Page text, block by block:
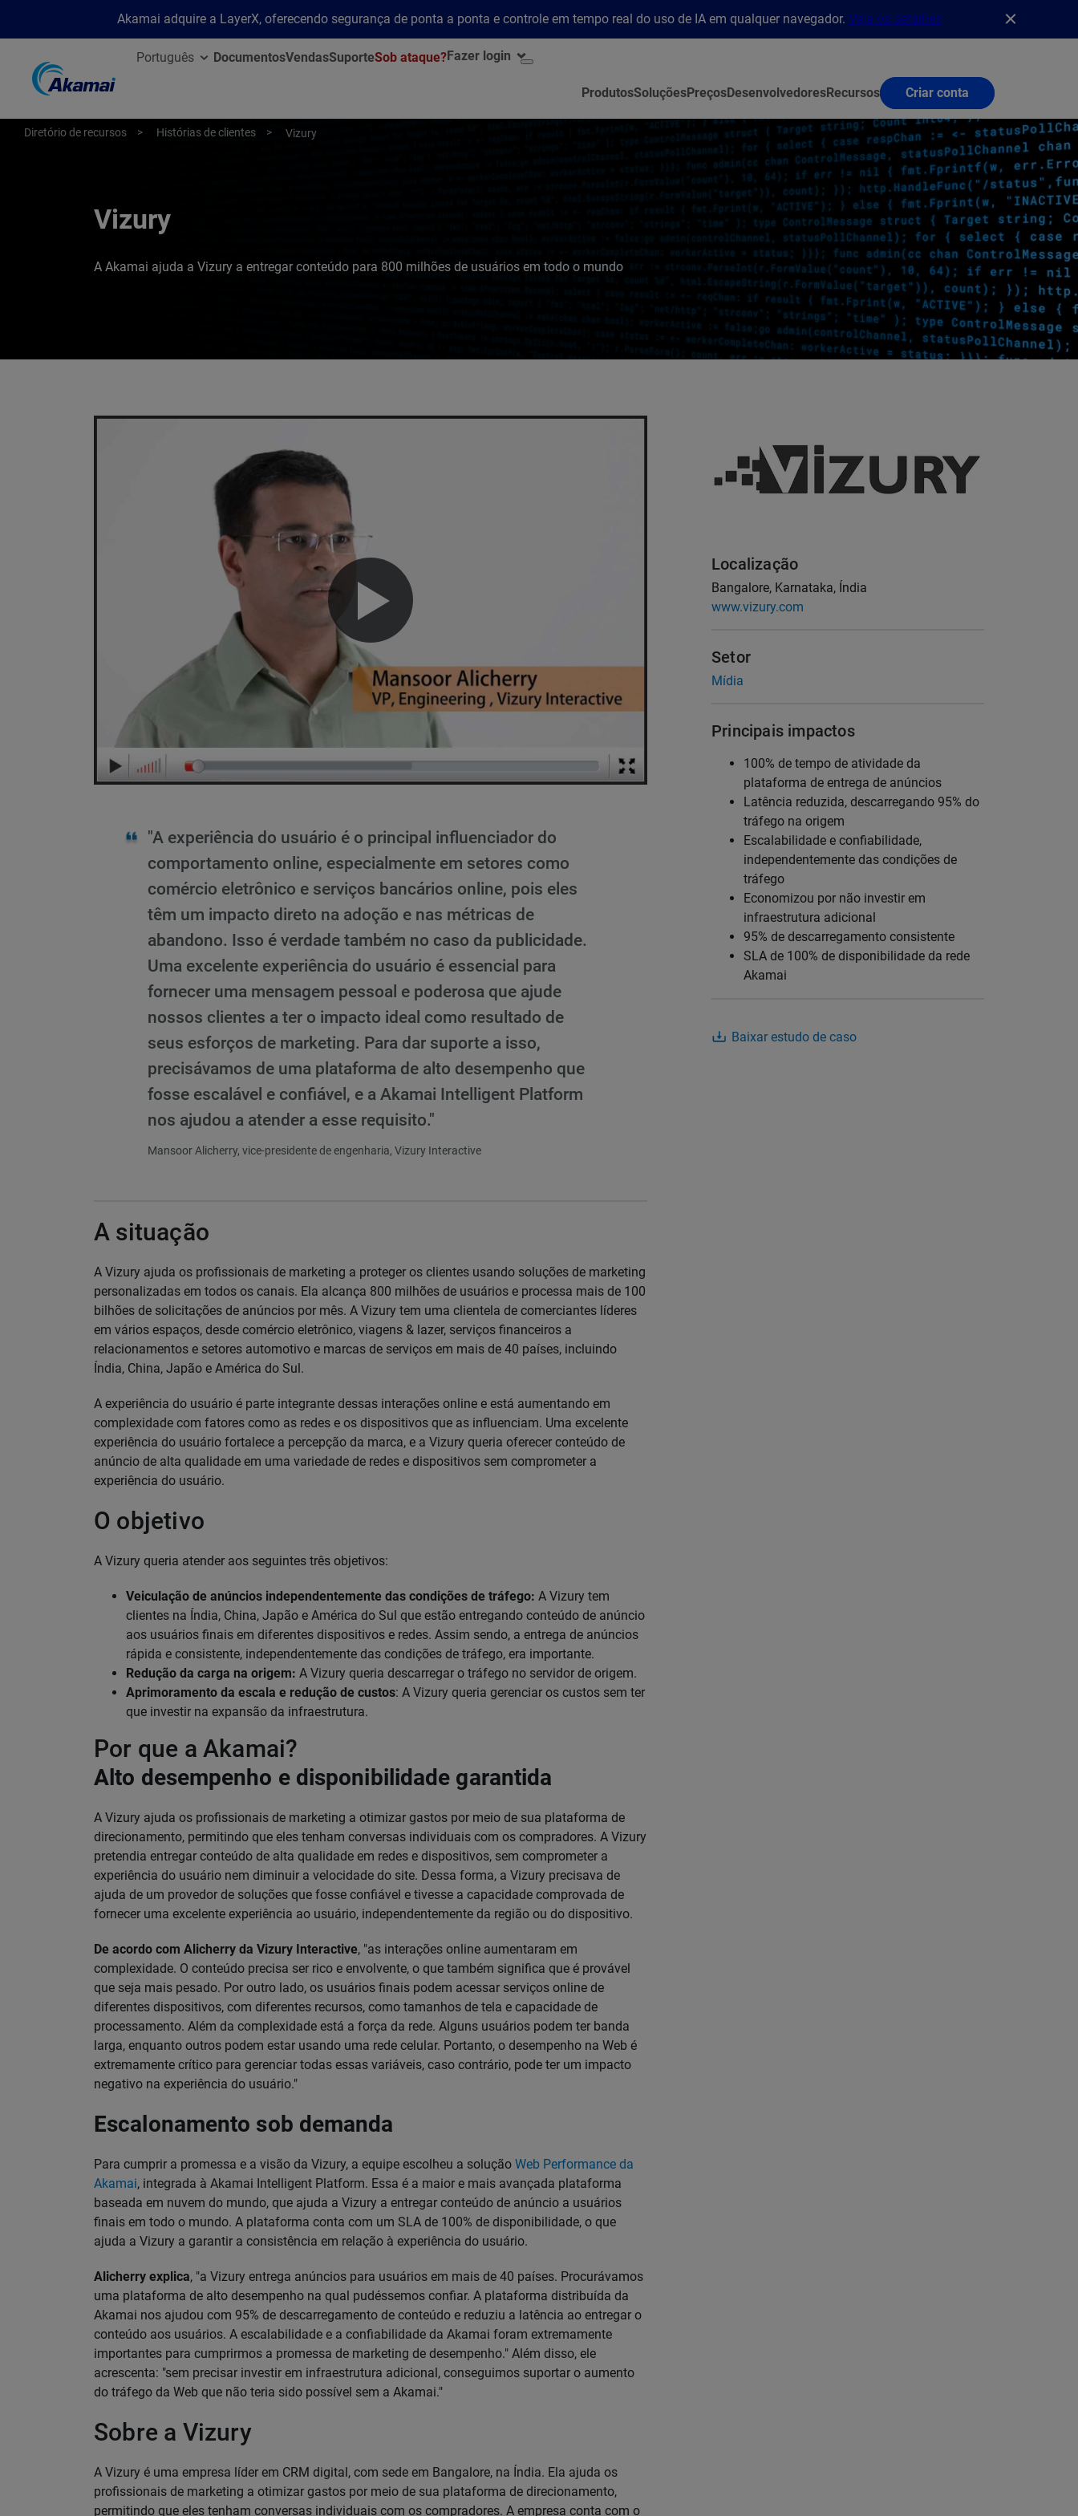
Akamai adquire a LayerX, oferecendo segurança de ponta a ponta e controle em tempo real do uso de IA em qualquer navegador. Veja os detalhes
Português DocumentosVendasSuporteSob ataque?Fazer login
ProdutosSoluçõesPreçosDesenvolvedoresRecursos Criar conta
Diretório de recursos Histórias de clientes Vizury
Vizury
A Akamai ajuda a Vizury a entregar conteúdo para 800 milhões de usuários em todo o mundo
"A experiência do usuário é o principal influenciador do
comportamento online, especialmente em setores como
comércio eletrônico e serviços bancários online, pois eles
têm um impacto direto na adoção e nas métricas de
abandono. Isso é verdade também no caso da publicidade.
Uma excelente experiência do usuário é essencial para
fornecer uma mensagem pessoal e poderosa que ajude
nossos clientes a ter o impacto ideal como resultado de
seus esforços de marketing. Para dar suporte a isso,
precisávamos de uma plataforma de alto desempenho que
fosse escalável e confiável, e a Akamai Intelligent Platform
nos ajudou a atender a esse requisito."
Mansoor Alicherry, vice-presidente de engenharia, Vizury Interactive
A situação
A Vizury ajuda os profissionais de marketing a proteger os clientes usando soluções de marketing
personalizadas em todos os canais. Ela alcança 800 milhões de usuários e processa mais de 100
bilhões de solicitações de anúncios por mês. A Vizury tem uma clientela de comerciantes líderes
em vários espaços, desde comércio eletrônico, viagens & lazer, serviços financeiros a
relacionamentos e setores automotivo e marcas de serviços em mais de 40 países, incluindo
Índia, China, Japão e América do Sul.
A experiência do usuário é parte integrante dessas interações online e está aumentando em
complexidade com fatores como as redes e os dispositivos que as influenciam. Uma excelente
experiência do usuário fortalece a percepção da marca, e a Vizury queria oferecer conteúdo de
anúncio de alta qualidade em uma variedade de redes e dispositivos sem comprometer a
experiência do usuário.
O objetivo
A Vizury queria atender aos seguintes três objetivos:
Veiculação de anúncios independentemente das condições de tráfego: A Vizury tem
clientes na Índia, China, Japão e América do Sul que estão entregando conteúdo de anúncio
aos usuários finais em diferentes dispositivos e redes. Assim sendo, a entrega de anúncios
rápida e consistente, independentemente das condições de tráfego, era importante.
Redução da carga na origem: A Vizury queria descarregar o tráfego no servidor de origem.
Aprimoramento da escala e redução de custos: A Vizury queria gerenciar os custos sem ter
que investir na expansão da infraestrutura.
Por que a Akamai?
Alto desempenho e disponibilidade garantida
A Vizury ajuda os profissionais de marketing a otimizar gastos por meio de sua plataforma de
direcionamento, permitindo que eles tenham conversas individuais com os compradores. A Vizury
pretendia entregar conteúdo de alta qualidade em redes e dispositivos, sem comprometer a
experiência do usuário nem diminuir a velocidade do site. Dessa forma, a Vizury precisava de
ajuda de um provedor de soluções que fosse confiável e tivesse a capacidade comprovada de
fornecer uma excelente experiência ao usuário, independentemente da região ou do dispositivo.
De acordo com Alicherry da Vizury Interactive, "as interações online aumentaram em
complexidade. O conteúdo precisa ser rico e envolvente, o que também significa que é provável
que seja mais pesado. Por outro lado, os usuários finais podem acessar serviços online de
diferentes dispositivos, com diferentes recursos, como tamanhos de tela e capacidade de
processamento. Além da complexidade está a força da rede. Alguns usuários podem ter banda
larga, enquanto outros podem estar usando uma rede celular. Portanto, o desempenho na Web é
extremamente crítico para gerenciar todas essas variáveis, caso contrário, pode ter um impacto
negativo na experiência do usuário."
Escalonamento sob demanda
Para cumprir a promessa e a visão da Vizury, a equipe escolheu a solução Web Performance da
Akamai, integrada à Akamai Intelligent Platform. Essa é a maior e mais avançada plataforma
baseada em nuvem do mundo, que ajuda a Vizury a entregar conteúdo de anúncio a usuários
finais em todo o mundo. A plataforma conta com um SLA de 100% de disponibilidade, o que
ajuda a Vizury a garantir a consistência em relação à experiência do usuário.
Alicherry explica, "a Vizury entrega anúncios para usuários em mais de 40 países. Procurávamos
uma plataforma de alto desempenho na qual pudéssemos confiar. A plataforma distribuída da
Akamai nos ajudou com 95% de descarregamento de conteúdo e reduziu a latência ao entregar o
conteúdo aos usuários. A escalabilidade e a confiabilidade da Akamai foram extremamente
importantes para cumprirmos a promessa de marketing de desempenho." Além disso, ele
acrescenta: "sem precisar investir em infraestrutura adicional, conseguimos suportar o aumento
do tráfego da Web que não teria sido possível sem a Akamai."
Sobre a Vizury
A Vizury é uma empresa líder em CRM digital, com sede em Bangalore, na Índia. Ela ajuda os
profissionais de marketing a otimizar gastos por meio de sua plataforma de direcionamento,
permitindo que eles tenham conversas individuais com os compradores. A empresa conta com o
Localização
Bangalore, Karnataka, Índia
www.vizury.com
Setor
Mídia
Principais impactos
100% de tempo de atividade da
plataforma de entrega de anúncios
Latência reduzida, descarregando 95% do
tráfego na origem
Escalabilidade e confiabilidade,
independentemente das condições de
tráfego
Economizou por não investir em
infraestrutura adicional
95% de descarregamento consistente
SLA de 100% de disponibilidade da rede
Akamai
Baixar estudo de caso